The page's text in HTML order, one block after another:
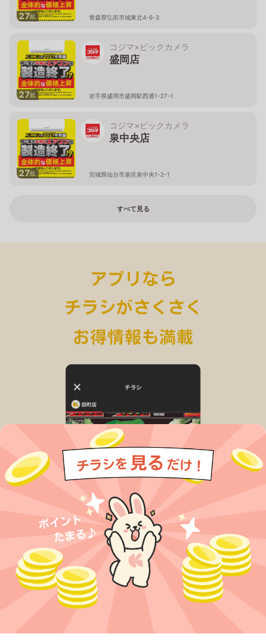
27枚 青森県弘前市城東北4-6-3
27枚
コジマ×ビックカメラ
盛岡店
岩手県盛岡市盛岡駅西通1-27-1
27枚
コジマ×ビックカメラ
泉中央店
宮城県仙台市泉区泉中央1-2-1
すべて見る